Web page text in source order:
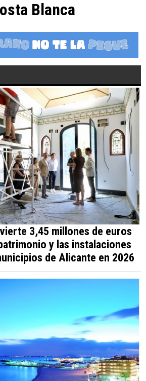
Blanca
3,45 millones de euros
y las instalaciones
de Alicante en 2026